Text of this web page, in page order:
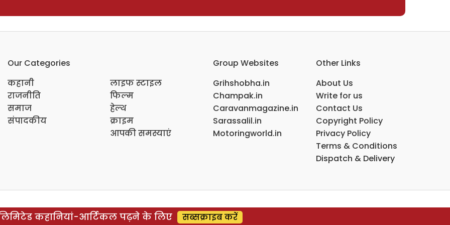
Our Categories
कहानी
राजनीति
समाज
संपादकीय
लाइफ स्टाइल
फिल्म
हेल्थ
क्राइम
आपकी समस्याएं
Group Websites
Grihshobha.in
Champak.in
Caravanmagazine.in
Sarassalil.in
Motoringworld.in
Other Links
About Us
Write for us
Contact Us
Copyright Policy
Privacy Policy
Terms & Conditions
Dispatch & Delivery
कहानियां-आर्टिकल पढ़ने के लिए सब्सक्राइब करें